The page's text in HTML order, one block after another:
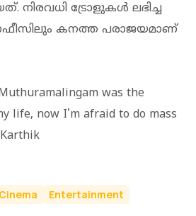
നിരവധി ട്രോളുകൾ ലഭിച്ച
കനത്ത പരാജയമാണ്
was the
life, now I'm afraid to do mass
Entertainment